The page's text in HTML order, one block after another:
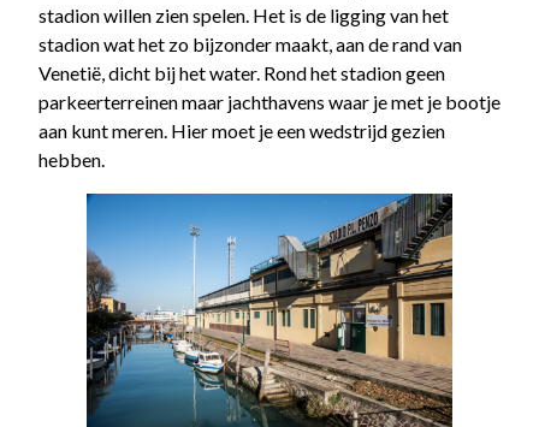
stadion willen zien spelen. Het is de ligging van het
stadion wat het zo bijzonder maakt, aan de rand van
Venetië, dicht bij het water. Rond het stadion geen
parkeerterreinen maar jachthavens waar je met je bootje
aan kunt meren. Hier moet je een wedstrijd gezien
hebben.